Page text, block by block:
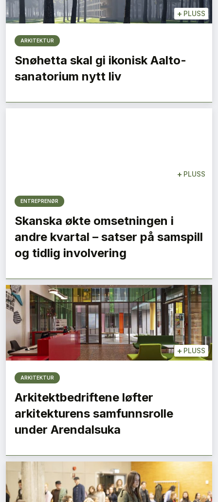
+ PLUSS
ARKITEKTUR
Snøhetta skal gi ikonisk Aalto-
sanatorium nytt liv
+ PLUSS
ENTREPRENØR
Skanska økte omsetningen i
andre kvartal – satser på samspill
og tidlig involvering
+ PLUSS
ARKITEKTUR
Arkitektbedriftene løfter
arkitekturens samfunnsrolle
under Arendalsuka